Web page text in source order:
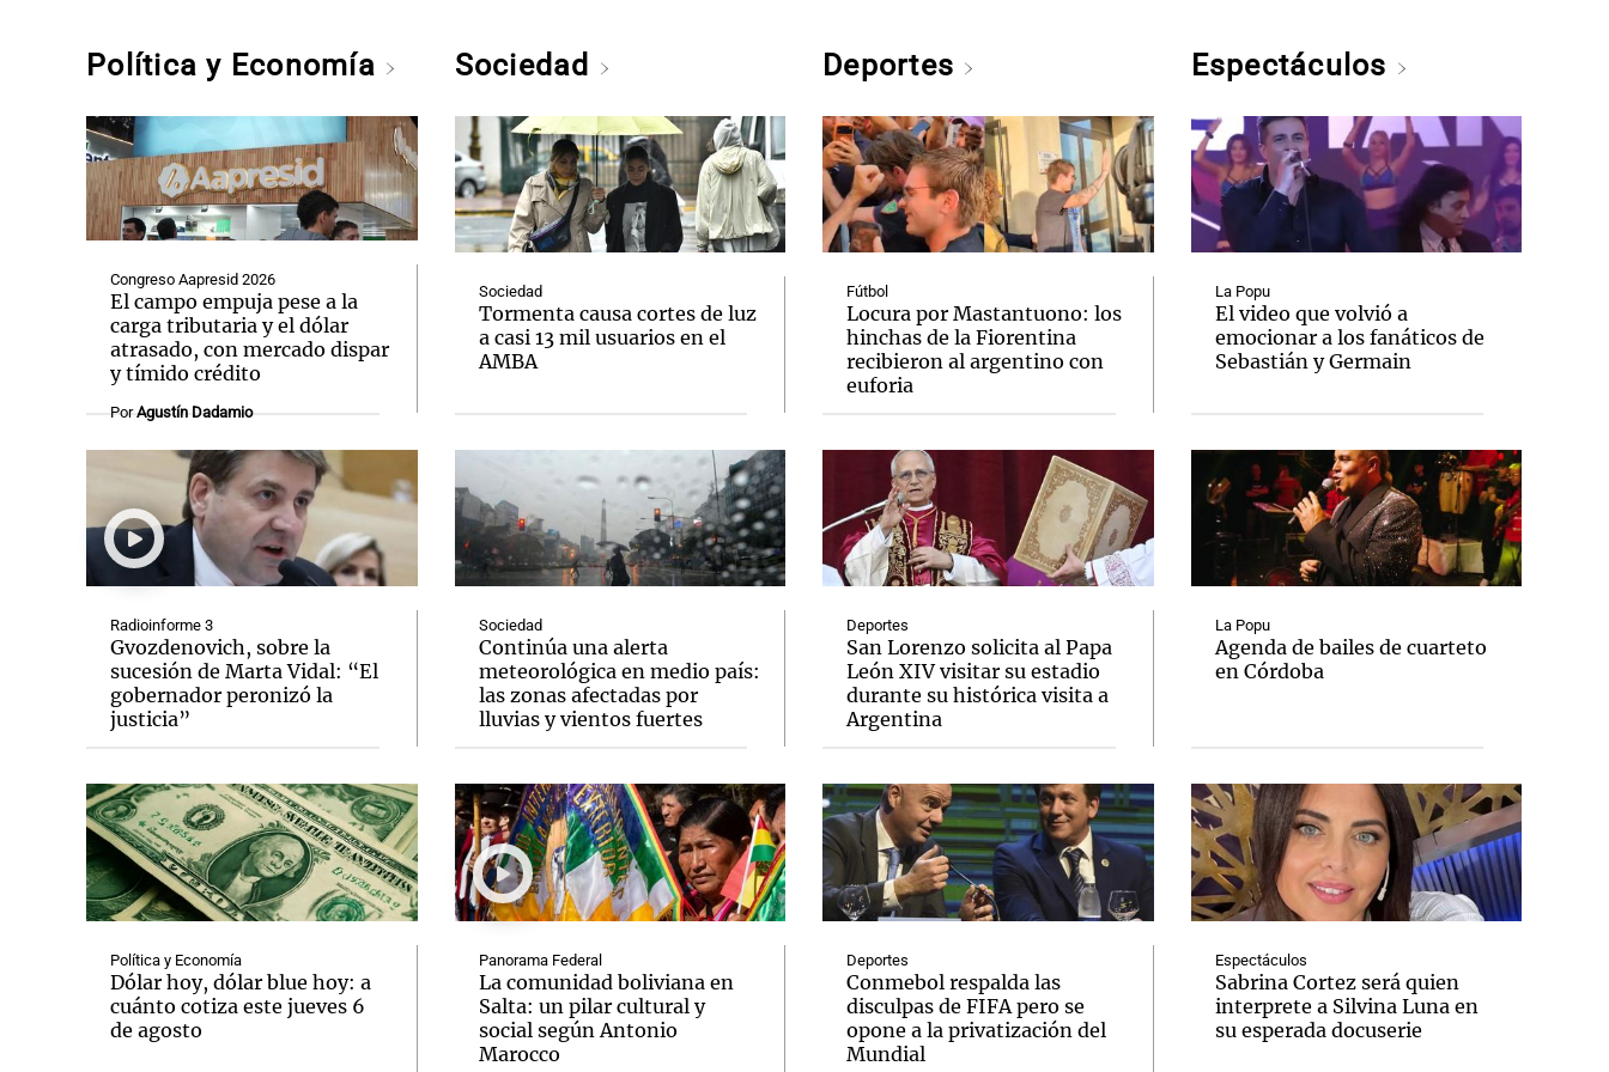
Política y Economía
Congreso Aapresid 2026
El campo empuja pese a la
carga tributaria y el dólar
atrasado, con mercado dispar
y tímido crédito
PorAgustín Dadamio
Radioinforme 3
Gvozdenovich, sobre la
sucesión de Marta Vidal: “El
gobernador peronizó la
justicia”
Política y Economía
Dólar hoy, dólar blue hoy: a
cuánto cotiza este jueves 6
de agosto
Sociedad
Sociedad
Tormenta causa cortes de luz
a casi 13 mil usuarios en el
AMBA
Sociedad
Continúa una alerta
meteorológica en medio país:
las zonas afectadas por
lluvias y vientos fuertes
Panorama Federal
La comunidad boliviana en
Salta: un pilar cultural y
social según Antonio
Marocco
Deportes
Fútbol
Locura por Mastantuono: los
hinchas de la Fiorentina
recibieron al argentino con
euforia
Deportes
San Lorenzo solicita al Papa
León XIV visitar su estadio
durante su histórica visita a
Argentina
Deportes
Conmebol respalda las
disculpas de FIFA pero se
opone a la privatización del
Mundial
Espectáculos
La Popu
El video que volvió a
emocionar a los fanáticos de
Sebastián y Germain
La Popu
Agenda de bailes de cuarteto
en Córdoba
Espectáculos
Sabrina Cortez será quien
interprete a Silvina Luna en
su esperada docuserie
Notas Notas
El huracán de Arequito
Notas
Cadena 3 en Groenlandia